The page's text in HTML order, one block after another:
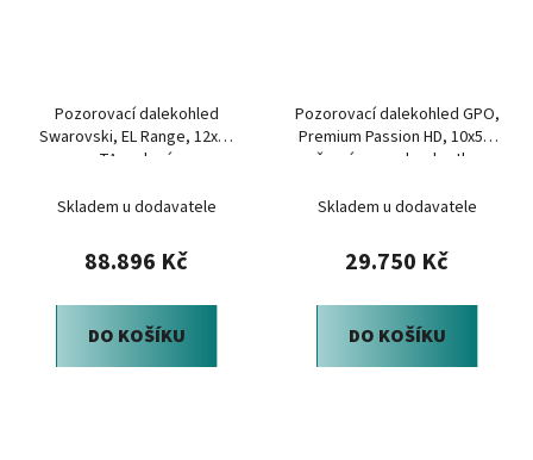
Pozorovací dalekohled
Swarovski, EL Range, 12x42
TA, zelený
Skladem u dodavatele
88.896 Kč
DO KOŠÍKU
Pozorovací dalekohled GPO,
Premium Passion HD, 10x50,
černý, pouzdro, krytky
Skladem u dodavatele
29.750 Kč
DO KOŠÍKU